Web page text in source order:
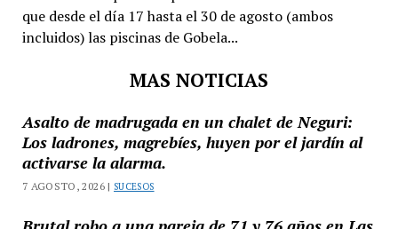
que desde el día 17 hasta el 30 de agosto (ambos
incluidos) las piscinas de Gobela...
MAS NOTICIAS
Asalto de madrugada en un chalet de Neguri:
Los ladrones, magrebíes, huyen por el jardín al
activarse la alarma.
7 AGOSTO, 2026 | SUCESOS